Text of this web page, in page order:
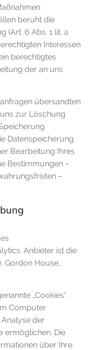
beruht die
(Art. 6 Abs. 1 lit. a
Interessen
berechtigtes
der an uns
übersandten
zur Löschung
Datenspeicherung
Bearbeitung Ihres
Bestimmungen –
–
Anbieter ist die
Gordon House,
„Cookies“.
Computer
der
ermöglichen. Die
über Ihre